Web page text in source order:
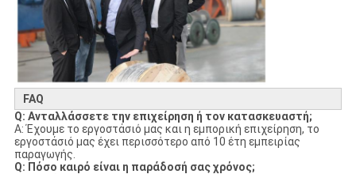
FAQ
Q: Ανταλλάσσετε την επιχείρηση ή τον κατασκευαστή;
Α: Έχουμε το εργοστάσιό μας και η εμπορική επιχείρηση, το
εργοστάσιό μας έχει περισσότερο από 10 έτη εμπειρίας
παραγωγής.
Q: Πόσο καιρό είναι η παράδοσή σας χρόνος;